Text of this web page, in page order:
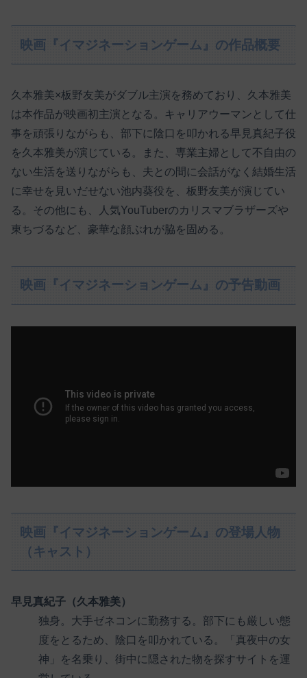
映画『イマジネーションゲーム』の作品概要
久本雅美×板野友美がダブル主演を務めており、久本雅美
は本作品が映画初主演となる。キャリアウーマンとして仕
事を頑張りながらも、部下に陰口を叩かれる早見真紀子役
を久本雅美が演じている。また、専業主婦として不自由の
ない生活を送りながらも、夫との間に会話がなく結婚生活
に幸せを見いだせない池内葵役を、板野友美が演じてい
る。その他にも、人気YouTuberのカリスマブラザーズや
東ちづるなど、豪華な顔ぶれが脇を固める。
映画『イマジネーションゲーム』の予告動画
映画『イマジネーションゲーム』の登場人物
（キャスト）
早見真紀子（久本雅美）
独身。大手ゼネコンに勤務する。部下にも厳しい態
度をとるため、陰口を叩かれている。「真夜中の女
神」を名乗り、街中に隠された物を探すサイトを運